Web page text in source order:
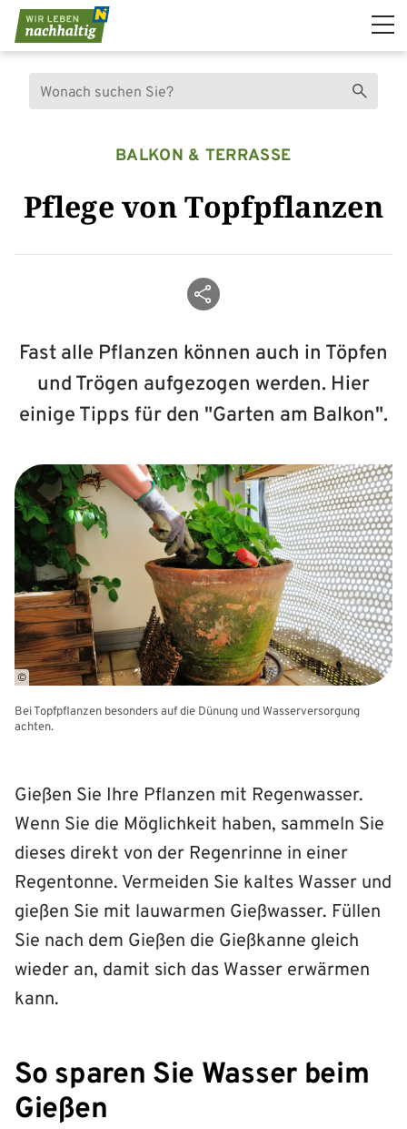
Navigation überspringen
Suche Suchen
BALKON & TERRASSE
Pflege von Topfpflanzen
Beitrag teilen
Fast alle Pflanzen können auch in Töpfen
und Trögen aufgezogen werden. Hier
einige Tipps für den "Garten am Balkon".
©
Bei Topfpflanzen besonders auf die Dünung und Wasserversorgung
achten.
Gießen Sie Ihre Pflanzen mit Regenwasser.
Wenn Sie die Möglichkeit haben, sammeln Sie
dieses direkt von der Regenrinne in einer
Regentonne. Vermeiden Sie kaltes Wasser und
gießen Sie mit lauwarmen Gießwasser. Füllen
Sie nach dem Gießen die Gießkanne gleich
wieder an, damit sich das Wasser erwärmen
kann.
So sparen Sie Wasser beim
Gießen